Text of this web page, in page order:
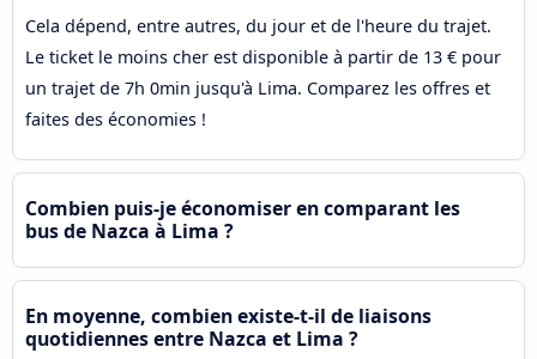
Cela dépend, entre autres, du jour et de l'heure du trajet.
Le ticket le moins cher est disponible à partir de 13 € pour
un trajet de 7h 0min jusqu'à Lima. Comparez les offres et
faites des économies !
Combien puis-je économiser en comparant les
bus de Nazca à Lima ?
En moyenne, combien existe-t-il de liaisons
quotidiennes entre Nazca et Lima ?